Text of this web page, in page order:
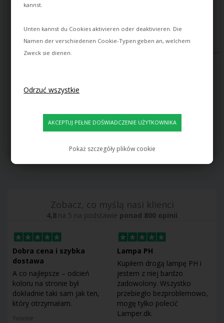
kannst.
Unten kannst du Cookies aktivieren oder deaktivieren. Die
Namen der verschiedenen Cookie-Typen geben an, welchem
Zweck sie dienen.
Pokaż szczegóły plików cookie
TAM TAM MINI 3 LAMPA
WISZĄCA, BIAŁY ŚRODKOWY
5.659,00PLN
Czas dostawy: ok. 18 dni
3.014,00PLN
Czas dostawy: ok. 18 dni
Zobacz, co myślą nasi klienci
4,8 na 5 na podstawie ponad 800 opinii
Dobra cena i szybka
dostawa
A co najlepsze – odcień
koloru na stronie był
dokładnie taki sam jak ten,
który otrzymałam.
Yvonne
Lampa PH
Kupiłem drogą lampę PH i
jestem z niej bardzo
zadowolony. Wszystko
przebiegło bezproblemowo,
mogę tylko polecić
Lamper.dk.